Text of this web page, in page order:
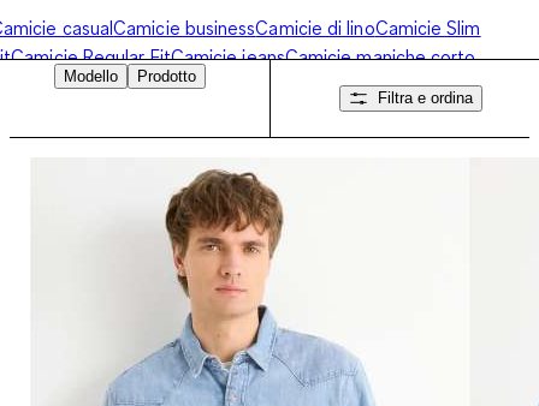
casualCamicie businessCamicie di linoCamicie Slim
Camicie Regular FitCamicie jeansCamicie maniche corto
Camicie no stiroCamicie uomo manica lunga
Modello
Prodotto
Filtra e ordina